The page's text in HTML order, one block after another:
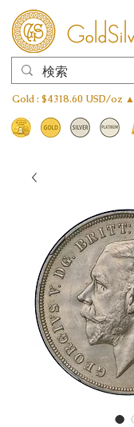
Gold : $4318.60 USD/oz ▲